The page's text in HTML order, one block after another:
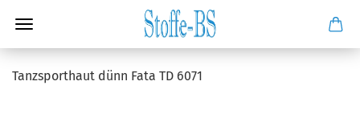
Tanzsporthaut dünn Fata TD 6071